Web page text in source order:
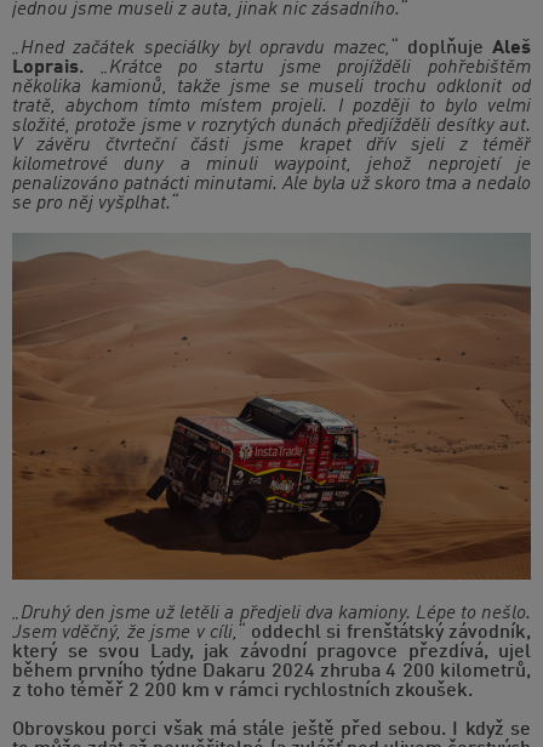
jednou jsme museli z auta, jinak nic zásadního.“
„Hned začátek speciálky byl opravdu mazec,“
doplňujeAleš
Loprais. „Krátce po startu jsme projížděli pohřebištěm
několika kamionů, takže jsme se museli trochu odklonit od
tratě, abychom tímto místem projeli. I později to bylo velmi
složité, protože jsme v rozrytých dunách předjížděli desítky aut.
V závěru čtvrteční části jsme krapet dřív sjeli z téměř
kilometrové duny a minuli waypoint, jehož neprojetí je
penalizováno patnácti minutami. Ale byla už skoro tma a nedalo
se pro něj vyšplhat.“
„Druhý den jsme už letěli a předjeli dva kamiony. Lépe to nešlo.
Jsem vděčný, že jsme v cíli,“
oddechl si frenštátský závodník,
který se svou Lady, jak závodní pragovce přezdívá, ujel
během prvního týdne Dakaru 2024 zhruba 4 200 kilometrů,
z toho téměř 2 200 km v rámci rychlostních zkoušek.
Obrovskou porci však má stále ještě před sebou. I když se